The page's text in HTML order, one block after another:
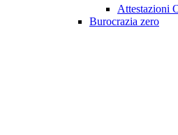
Attestazioni
Burocrazia zero